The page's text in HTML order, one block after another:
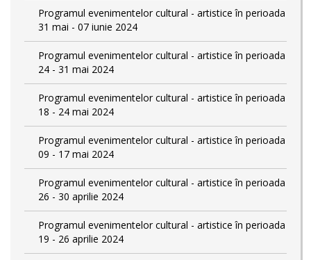
Programul evenimentelor cultural - artistice în perioada
31 mai - 07 iunie 2024
Programul evenimentelor cultural - artistice în perioada
24 - 31 mai 2024
Programul evenimentelor cultural - artistice în perioada
18 - 24 mai 2024
Programul evenimentelor cultural - artistice în perioada
09 - 17 mai 2024
Programul evenimentelor cultural - artistice în perioada
26 - 30 aprilie 2024
Programul evenimentelor cultural - artistice în perioada
19 - 26 aprilie 2024